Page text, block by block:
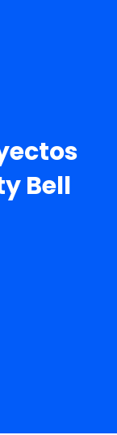
Bell